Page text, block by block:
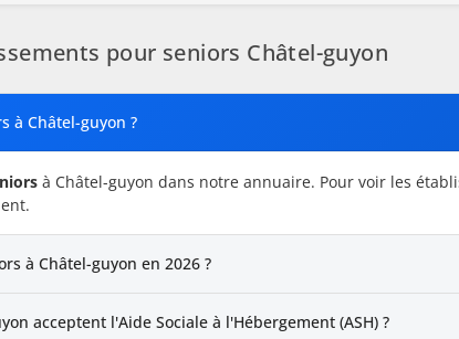
pour seniors Châtel-guyon
à Châtel-guyon ?
à Châtel-guyon dans notre annuaire. Pour voir les
à Châtel-guyon en 2026 ?
acceptent l'Aide Sociale à l'Hébergement (ASH) ?